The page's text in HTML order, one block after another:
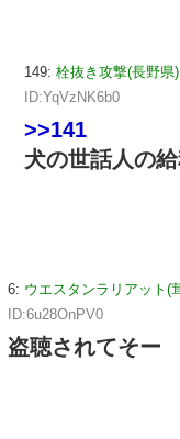
149: 栓抜き攻撃(長野県
ID:YqVzNK6b0
>>141
犬の世話人の
6: ウエスタンラリアット(
ID:6u28OnPV0
盗聴されてそー